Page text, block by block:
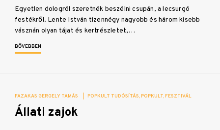
Egyetlen dologról szeretnék beszélni csupán, a lecsurgó
festékről. Lente István tizennégy nagyobb és három kisebb
vásznán olyan tájat és kertrészletet,…
BŐVEBBEN
FAZAKAS GERGELY TAMÁS POPKULT TUDÓSÍTÁS POPKULT FESZTIVÁL
Állati zajok